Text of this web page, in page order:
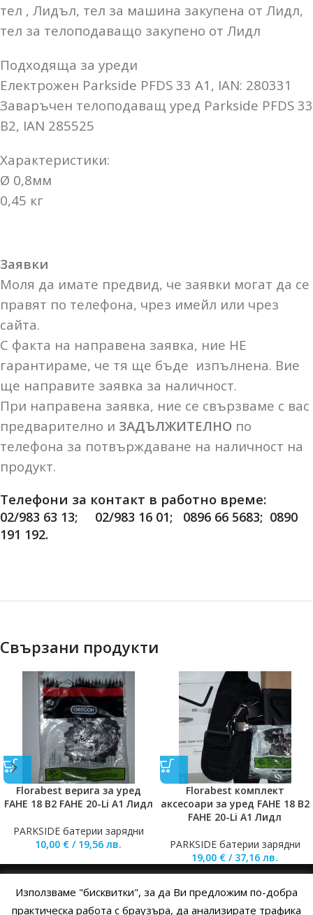
тел , Лидъл, тел за машина закупена от Лидл,
тел за телоподаващо закупено от Лидл
Подходяща за уреди
Електрожен Parkside PFDS 33 A1, IAN: 280331
Заваръчен телоподаващ уред Parkside PFDS 33
B2, IAN 285525
Характеристики:
Ø 0,8мм
0,45 кг
Заявки
Моля да имате предвид, че заявки могат да се
правят по телефона, чрез имейл или чрез
сайта.
С факта на направена заявка, ние НЕ
гарантираме, че тя ще бъде изпълнена. Вие
ще направите заявка за наличност.
При направена заявка, ние се свързваме с вас
предварително и ЗАДЪЛЖИТЕЛНО по
телефона за потвърждаване на наличност на
продукт.
Телефони за контакт в работно време:
02/983 63 13; 02/983 16 01; 0896 66 5683; 0890
191 192.
Свързани продукти
Florabest верига за уред
FAHE 18 B2 FAHE 20-Li A1 Лидл
PARKSIDE батерии зарядни
10,00 € / 19,56 лв.
Florabest комплект
аксесоари за уред FAHE 18 B2
FAHE 20-Li A1 Лидл
PARKSIDE батерии зарядни
19,00 € / 37,16 лв.
ОБЩИ УСЛОВИЯ УСЛОВИЯ И ПРАВИЛА
Използваме "бисквитки", за да Ви предложим по-добра
практическа работа с браузъра, да анализирате трафика